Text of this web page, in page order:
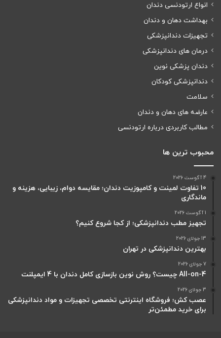
انواع ارتودنسی دندان
بهداشت دهان و دندان
تجهیزات دندانپزشکی
درمان های دندانپزشکی
دندان پزشکی نوین
دندانپزشکی کودکان
سلامت
عارضه های دهان و دندان
مطالب کاربردی درباره ارتودنسی
محبوب ترین ها
4 آگوست 2026
10 تفاوت لمینت و کامپوزیت دندان؛ مقایسه دوام، زیبایی، هزینه و
ماندگاری
1 آگوست 2026
تجهیز مطب دندانپزشکی؛ از کجا شروع کنیم؟
13 جولای 2026
بهترین دندانپزشکی در تهران
7 جولای 2026
All-on-4 چیست؟ روش نوین بازسازی کامل دندان با 4 ایمپلنت
3 جولای 2026
عصب کش؛ فروشگاه اینترنتی تخصصی تجهیزات و مواد دندانپزشکی
برای خرید مطمئن‌تر